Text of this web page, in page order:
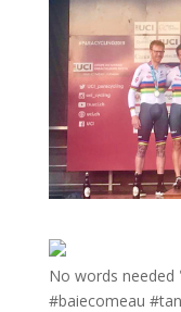
No words
#baiecomeau